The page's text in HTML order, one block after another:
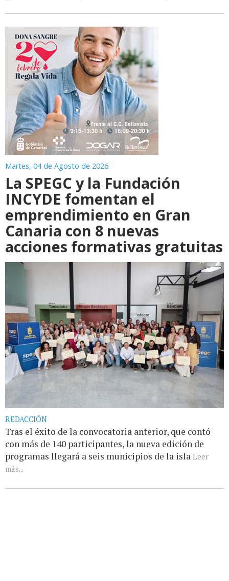
Martes, 04 de Agosto de 2026
La SPEGC y la Fundación
INCYDE fomentan el
emprendimiento en Gran
Canaria con 8 nuevas
acciones formativas gratuitas
REDACCIÓN
Tras el éxito de la convocatoria anterior, que contó
con más de 140 participantes, la nueva edición de
programas llegará a seis municipios de la isla Leer
más...